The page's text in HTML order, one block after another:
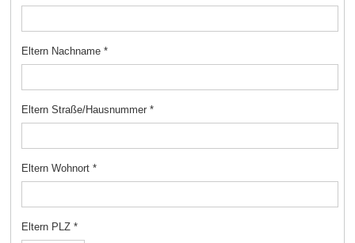
Eltern Nachname *
Eltern Straße/Hausnummer *
Eltern Wohnort *
Eltern PLZ *